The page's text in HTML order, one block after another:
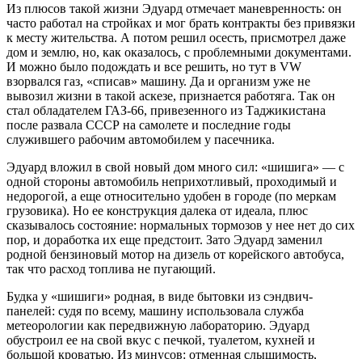
Из плюсов такой жизни Эдуард отмечает маневренность: он
часто работал на стройках и мог брать контракты без привязки
к месту жительства. А потом решил осесть, присмотрел даже
дом и землю, но, как оказалось, с проблемными документами.
И можно было подождать и все решить, но тут в VW
взорвался газ, «списав» машину. Да и организм уже не
вывозил жизни в такой аскезе, признается работяга. Так он
стал обладателем ГАЗ-66, привезенного из Таджикистана
после развала СССР на самолете и последние годы
служившего рабочим автомобилем у пасечника.
Эдуард вложил в свой новый дом много сил: «шишига» — с
одной стороны автомобиль неприхотливый, проходимый и
недорогой, а еще относительно удобен в городе (по меркам
грузовика). Но ее конструкция далека от идеала, плюс
сказывалось состояние: нормальных тормозов у нее нет до сих
пор, и доработка их еще предстоит. Зато Эдуард заменил
родной бензиновый мотор на дизель от корейского автобуса,
так что расход топлива не пугающий.
Будка у «шишиги» родная, в виде бытовки из сэндвич-
панелей: судя по всему, машину использовала служба
метеорологии как передвижную лабораторию. Эдуард
обустроил ее на свой вкус с печкой, туалетом, кухней и
большой кроватью. Из минусов: отменная слышимость,